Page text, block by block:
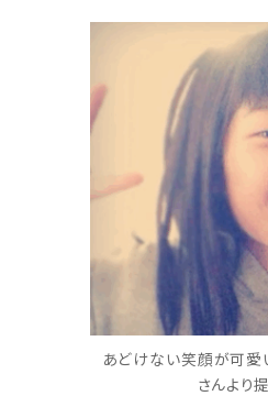
あどけない笑顔が可
さんより